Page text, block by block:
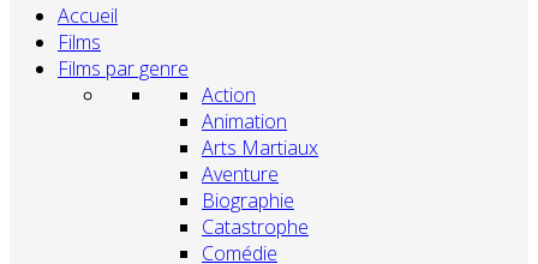
Accueil
Films
Films par genre
Action
Animation
Arts Martiaux
Aventure
Biographie
Catastrophe
Comédie